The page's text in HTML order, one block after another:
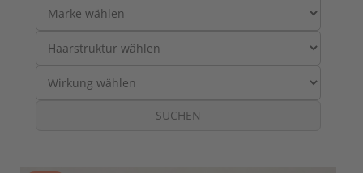
Produkten:
SUCHEN